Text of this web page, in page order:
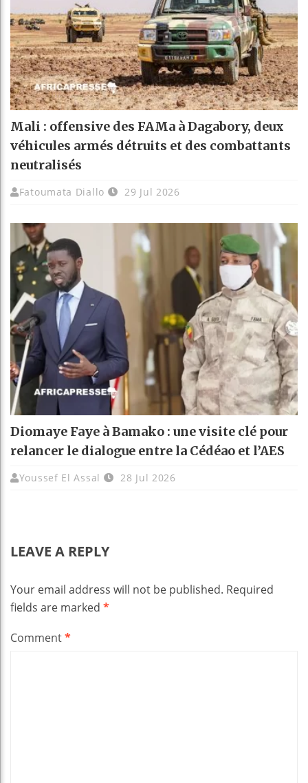
Mali : offensive des FAMa à Dagabory, deux
véhicules armés détruits et des combattants
neutralisés
Fatoumata Diallo 29 Jul 2026
Diomaye Faye à Bamako : une visite clé pour
relancer le dialogue entre la Cédéao et l’AES
Youssef El Assal 28 Jul 2026
LEAVE A REPLY
Your email address will not be published. Required
fields are marked *
Comment*